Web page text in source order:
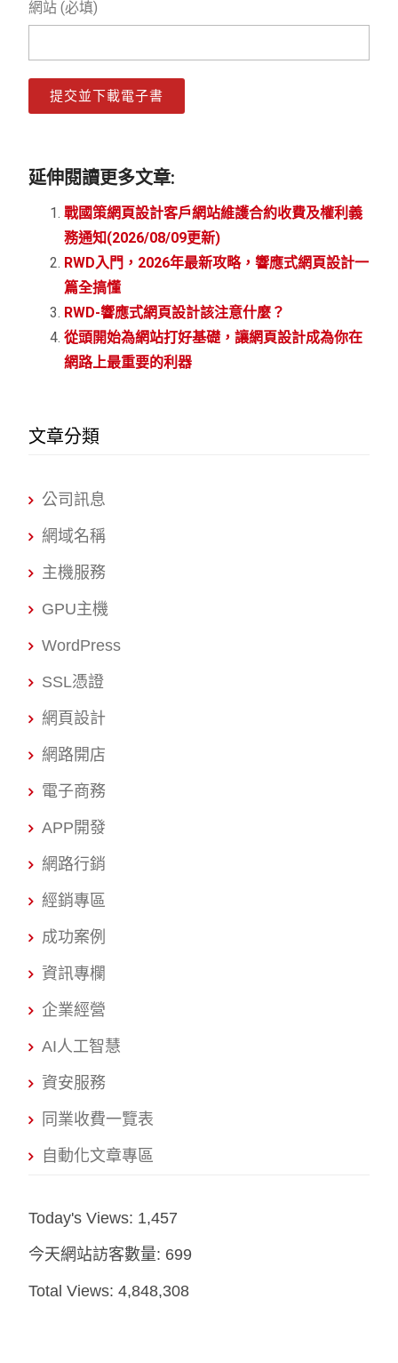
網站 (必填)
提交並下載電子書
延伸閱讀更多文章:
戰國策網頁設計客戶網站維護合約收費及權利義
務通知(2026/08/09更新)
RWD入門，2026年最新攻略，響應式網頁設計一
篇全搞懂
RWD-響應式網頁設計該注意什麼？
從頭開始為網站打好基礎，讓網頁設計成為你在
網路上最重要的利器
文章分類
公司訊息
網域名稱
主機服務
GPU主機
WordPress
SSL憑證
網頁設計
網路開店
電子商務
APP開發
網路行銷
經銷專區
成功案例
資訊專欄
企業經營
AI人工智慧
資安服務
同業收費一覽表
自動化文章專區
Today's Views: 1,457
今天網站訪客數量: 699
Total Views:4,848,308